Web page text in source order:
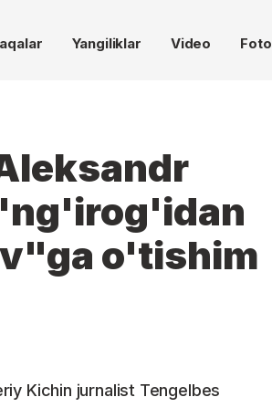
Yangiliklar Video Foto
o'tishim
Kichin jurnalist Tengelbes